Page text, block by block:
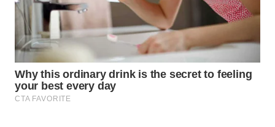
WAHANA
HEALTH
WAHANA
DESA
WISATA